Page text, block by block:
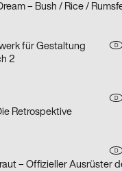
– Bush / Rice /
für Gestaltung D
2
D
Retrospektive
D